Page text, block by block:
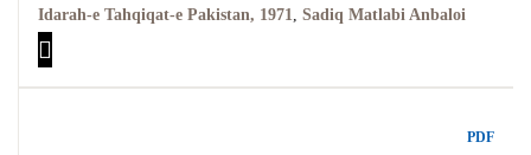
صادق مطلبی انبالوی
Idarah-e Tahqiqat-e Pakistan, 1971, Sadiq Matlabi Anbaloi
PDF